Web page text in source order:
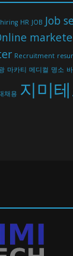
hiring HR JOB Job
Recruitment
마카티 메디컬 명소
채용 지미